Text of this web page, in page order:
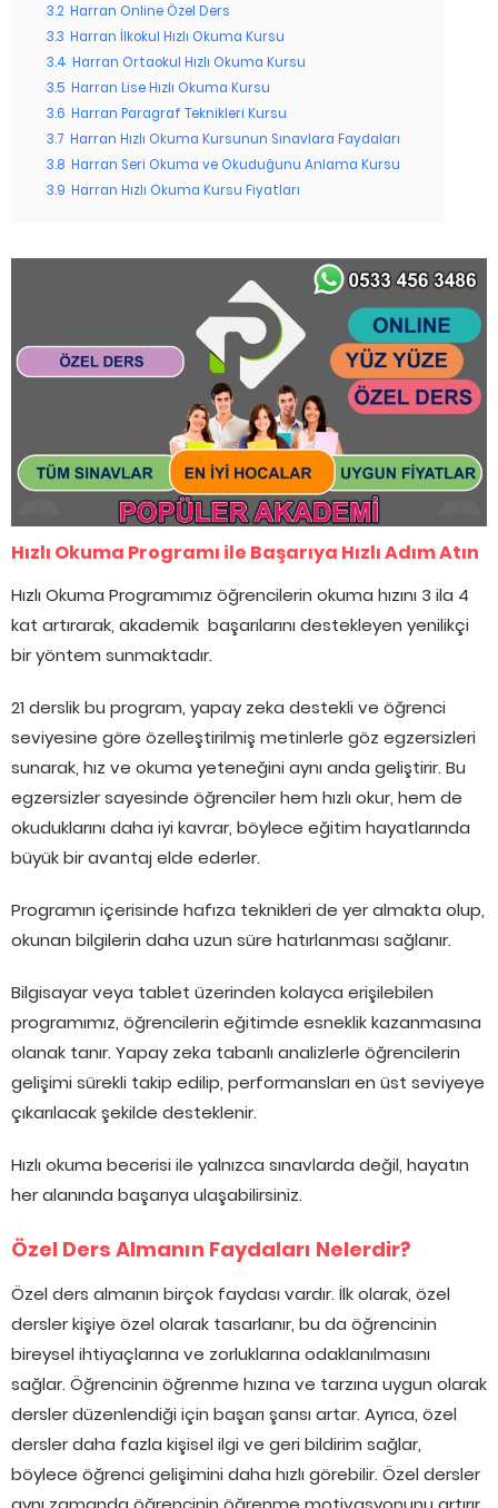
3.2 Harran Online Özel Ders
3.3 Harran İlkokul Hızlı Okuma Kursu
3.4 Harran Ortaokul Hızlı Okuma Kursu
3.5 Harran Lise Hızlı Okuma Kursu
3.6 Harran Paragraf Teknikleri Kursu
3.7 Harran Hızlı Okuma Kursunun Sınavlara Faydaları
3.8 Harran Seri Okuma ve Okuduğunu Anlama Kursu
3.9 Harran Hızlı Okuma Kursu Fiyatları
Hızlı Okuma Programı ile Başarıya Hızlı Adım Atın
Hızlı Okuma Programımız öğrencilerin okuma hızını 3 ila 4
kat artırarak, akademik başarılarını destekleyen yenilikçi
bir yöntem sunmaktadır.
21 derslik bu program, yapay zeka destekli ve öğrenci
seviyesine göre özelleştirilmiş metinlerle göz egzersizleri
sunarak, hız ve okuma yeteneğini aynı anda geliştirir. Bu
egzersizler sayesinde öğrenciler hem hızlı okur, hem de
okuduklarını daha iyi kavrar, böylece eğitim hayatlarında
büyük bir avantaj elde ederler.
Programın içerisinde hafıza teknikleri de yer almakta olup,
okunan bilgilerin daha uzun süre hatırlanması sağlanır.
Bilgisayar veya tablet üzerinden kolayca erişilebilen
programımız, öğrencilerin eğitimde esneklik kazanmasına
olanak tanır. Yapay zeka tabanlı analizlerle öğrencilerin
gelişimi sürekli takip edilip, performansları en üst seviyeye
çıkarılacak şekilde desteklenir.
Hızlı okuma becerisi ile yalnızca sınavlarda değil, hayatın
her alanında başarıya ulaşabilirsiniz.
Özel Ders Almanın Faydaları Nelerdir?
Özel ders almanın birçok faydası vardır. İlk olarak, özel
dersler kişiye özel olarak tasarlanır, bu da öğrencinin
bireysel ihtiyaçlarına ve zorluklarına odaklanılmasını
sağlar. Öğrencinin öğrenme hızına ve tarzına uygun olarak
dersler düzenlendiği için başarı şansı artar. Ayrıca, özel
dersler daha fazla kişisel ilgi ve geri bildirim sağlar,
böylece öğrenci gelişimini daha hızlı görebilir. Özel dersler